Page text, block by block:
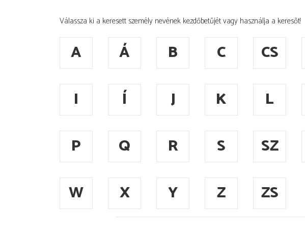
Válassza ki a keresett személy nevének kezdőbetűjét vagy használja a keresőt!
A Á B C CS
I
Í J K L
P
Q R S SZ
W
X Y Z ZS